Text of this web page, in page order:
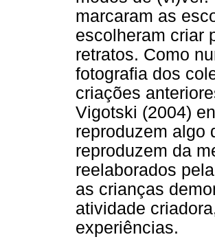
marcaram as
escolheram criar
retratos. Como
fotografia dos
criações
Vigotski (2004)
reproduzem algo
reproduzem da
reelaborados
as crianças
atividade
experiências.